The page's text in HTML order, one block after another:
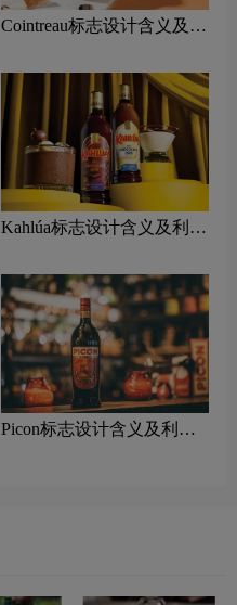
Cointreau标志设计含义及利
Kahlúa标志设计含义及利口
Picon标志设计含义及利口